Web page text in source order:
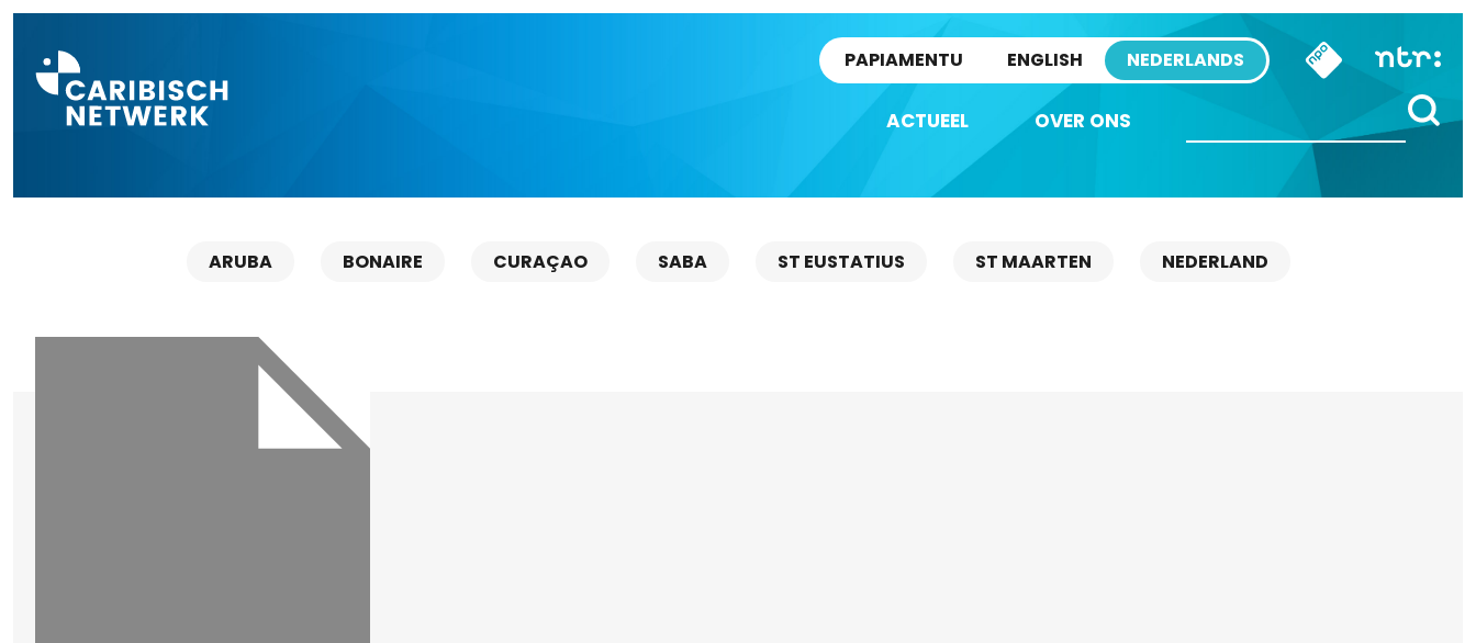
PAPIAMENTU ENGLISH NEDERLANDS
ACTUEEL OVER ONS
ARUBA BONAIRE CURAÇAO SABA ST EUSTATIUS ST MAARTEN NEDERLAND